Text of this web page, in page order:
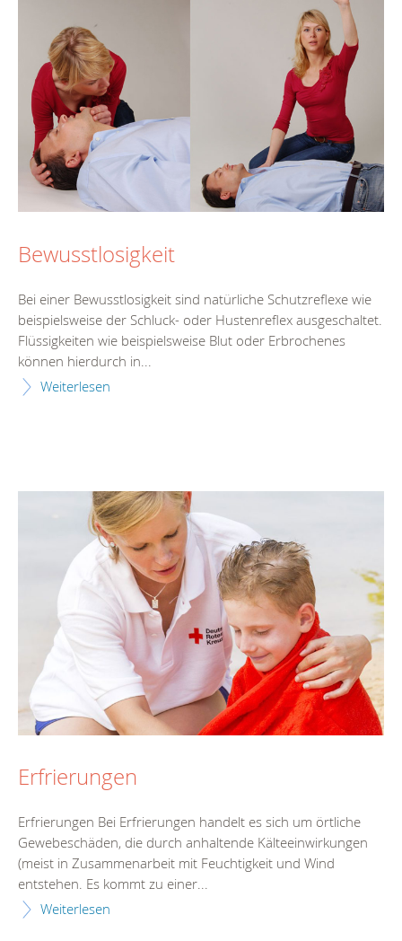
Bewusstlosigkeit
Bei einer Bewusstlosigkeit sind natürliche Schutzreflexe wie
beispielsweise der Schluck- oder Hustenreflex ausgeschaltet.
Flüssigkeiten wie beispielsweise Blut oder Erbrochenes
können hierdurch in...
Weiterlesen
Erfrierungen
Erfrierungen Bei Erfrierungen handelt es sich um örtliche
Gewebeschäden, die durch anhaltende Kälteeinwirkungen
(meist in Zusammenarbeit mit Feuchtigkeit und Wind
entstehen. Es kommt zu einer...
Weiterlesen